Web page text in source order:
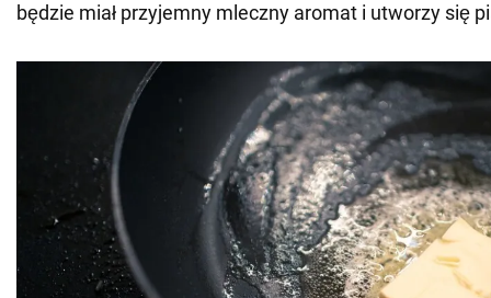
będzie miał przyjemny mleczny aromat i utworzy się